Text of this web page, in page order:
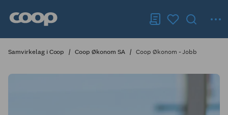
Samvirkelag i Coop Coop Økonom SA Coop Økonom - Jobb